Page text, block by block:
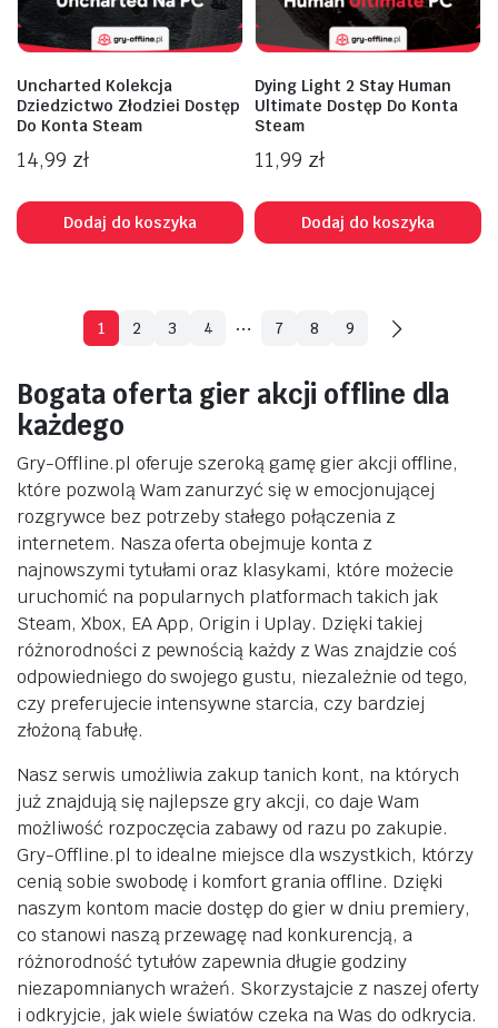
Uncharted Kolekcja
Dziedzictwo Złodziei Dostęp
Do Konta Steam
14,99 zł
Dodaj do koszyka
Dying Light 2 Stay Human
Ultimate Dostęp Do Konta
Steam
11,99 zł
Dodaj do koszyka
1 2 3 4 … 7 8 9
Bogata oferta gier akcji offline dla
każdego
Gry-Offline.pl oferuje szeroką gamę gier akcji offline,
które pozwolą Wam zanurzyć się w emocjonującej
rozgrywce bez potrzeby stałego połączenia z
internetem. Nasza oferta obejmuje konta z
najnowszymi tytułami oraz klasykami, które możecie
uruchomić na popularnych platformach takich jak
Steam, Xbox, EA App, Origin i Uplay. Dzięki takiej
różnorodności z pewnością każdy z Was znajdzie coś
odpowiedniego do swojego gustu, niezależnie od tego,
czy preferujecie intensywne starcia, czy bardziej
złożoną fabułę.
Nasz serwis umożliwia zakup tanich kont, na których
już znajdują się najlepsze gry akcji, co daje Wam
możliwość rozpoczęcia zabawy od razu po zakupie.
Gry-Offline.pl to idealne miejsce dla wszystkich, którzy
cenią sobie swobodę i komfort grania offline. Dzięki
naszym kontom macie dostęp do gier w dniu premiery,
co stanowi naszą przewagę nad konkurencją, a
różnorodność tytułów zapewnia długie godziny
niezapomnianych wrażeń. Skorzystajcie z naszej oferty
i odkryjcie, jak wiele światów czeka na Was do odkrycia.